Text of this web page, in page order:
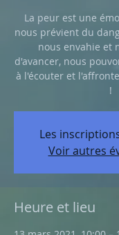
La peur est une
nous prévient du
nous envahie et
d'avancer, nous
à l'écouter et
!
Les
Voir autres
Heure et lieu